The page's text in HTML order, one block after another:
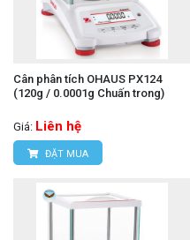
Cân phân tích OHAUS PX124
(120g / 0.0001g Chuấn trong)
Giá: Liên hệ
ĐẶT MUA